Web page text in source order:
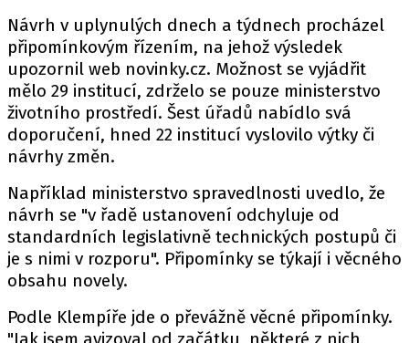
Návrh v uplynulých dnech a týdnech procházel
připomínkovým řízením, na jehož výsledek
upozornil web novinky.cz. Možnost se vyjádřit
mělo 29 institucí, zdrželo se pouze ministerstvo
životního prostředí. Šest úřadů nabídlo svá
doporučení, hned 22 institucí vyslovilo výtky či
návrhy změn.
Například ministerstvo spravedlnosti uvedlo, že
návrh se "v řadě ustanovení odchyluje od
standardních legislativně technických postupů či
je s nimi v rozporu". Připomínky se týkají i věcného
obsahu novely.
Podle Klempíře jde o převážně věcné připomínky.